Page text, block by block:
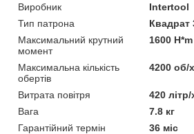
Виробник
Intertool
Тип патрона
Квадрат
Максимальний крутний
момент
1600 H*m
Максимальна кількість
обертів
4200 об/
Витрата повітря
420 літр/
Вага
7.8 кг
Гарантійний термін
36 міс